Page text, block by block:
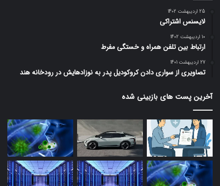
25 اردیبهشت 1402
لایسنس اشتراکی
10 اردیبهشت 1402
ارتباط بین تلفن همراه و خستگی مفرط
27 اردیبهشت 1401
تصاویری از سواری دادن کروکودیل پدر به نوزادهایش در رودخانه هند
آخرین پست های بازبینی شده